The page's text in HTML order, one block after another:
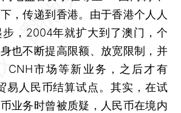
，传递到香港。由于香港个人人
，2004年就扩大到了澳门，个
也不断提高限额、放宽限制，并
CNH市场等新业务，之后才有
易人民币结算试点。其实，在试
业务时曾被质疑，人民币在境内